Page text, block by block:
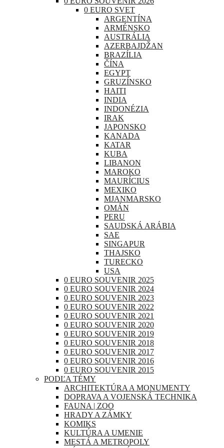
0 EURO SVET
ARGENTÍNA
ARMÉNSKO
AUSTRÁLIA
AZERBAJDŽAN
BRAZÍLIA
ČÍNA
EGYPT
GRUZÍNSKO
HAITI
INDIA
INDONÉZIA
IRAK
JAPONSKO
KANADA
KATAR
KUBA
LIBANON
MAROKO
MAURÍCIUS
MEXIKO
MJANMARSKO
OMÁN
PERU
SAUDSKÁ ARÁBIA
SAE
SINGAPUR
THAJSKO
TURECKO
USA
0 EURO SOUVENIR 2025
0 EURO SOUVENIR 2024
0 EURO SOUVENIR 2023
0 EURO SOUVENIR 2022
0 EURO SOUVENIR 2021
0 EURO SOUVENIR 2020
0 EURO SOUVENIR 2019
0 EURO SOUVENIR 2018
0 EURO SOUVENIR 2017
0 EURO SOUVENIR 2016
0 EURO SOUVENIR 2015
PODĽA TÉMY
ARCHITEKTÚRA A MONUMENTY
DOPRAVA A VOJENSKÁ TECHNIKA
FAUNA | ZOO
HRADY A ZÁMKY
KOMIKS
KULTÚRA A UMENIE
MESTÁ A METROPOLY